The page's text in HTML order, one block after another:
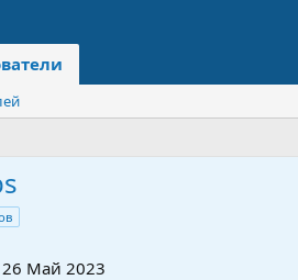
26 Май 2023